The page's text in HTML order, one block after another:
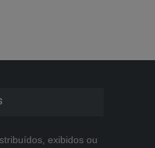
exibidos ou